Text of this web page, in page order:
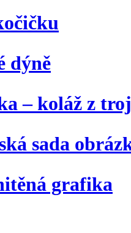
dýně
– koláž z
sada
grafika